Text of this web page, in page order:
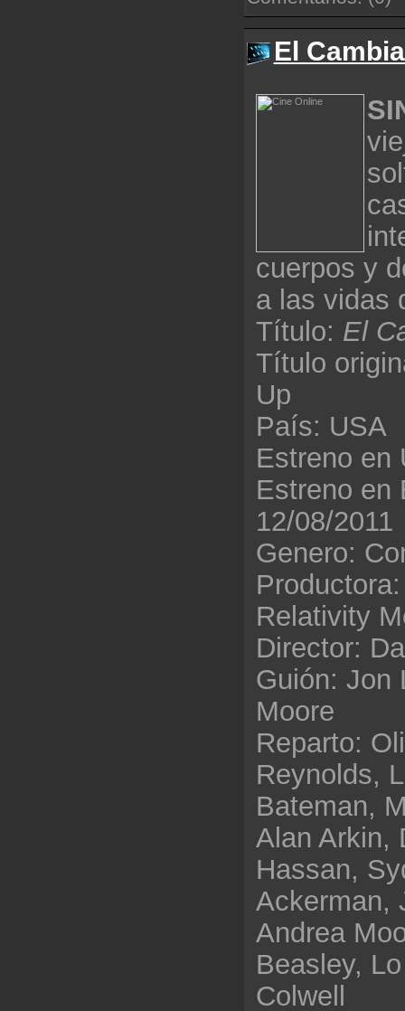
El
cuerpos y
a las vidas
Título: El
Título
Up
País: USA
Estreno en
Estreno en
12/08/2011
Genero:
Relativity
Director:
Guión: Jon
Moore
Reparto:
Reynolds,
Bateman,
Alan Arkin,
Hassan,
Ackerman,
Andrea
Beasley,
Colwell